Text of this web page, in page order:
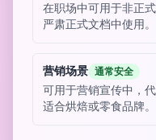
在职场中可用于非正
严肃正式文档中使用。
营销场景 通常安全
可用于营销宣传中，
适合烘焙或零食品牌。